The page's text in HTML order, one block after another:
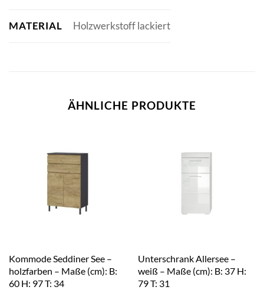
MATERIAL Holzwerkstoff lackiert
ÄHNLICHE PRODUKTE
Kommode Seddiner See –
holzfarben – Maße (cm): B:
60 H: 97 T: 34
Unterschrank Allersee –
weiß – Maße (cm): B: 37 H:
79 T: 31